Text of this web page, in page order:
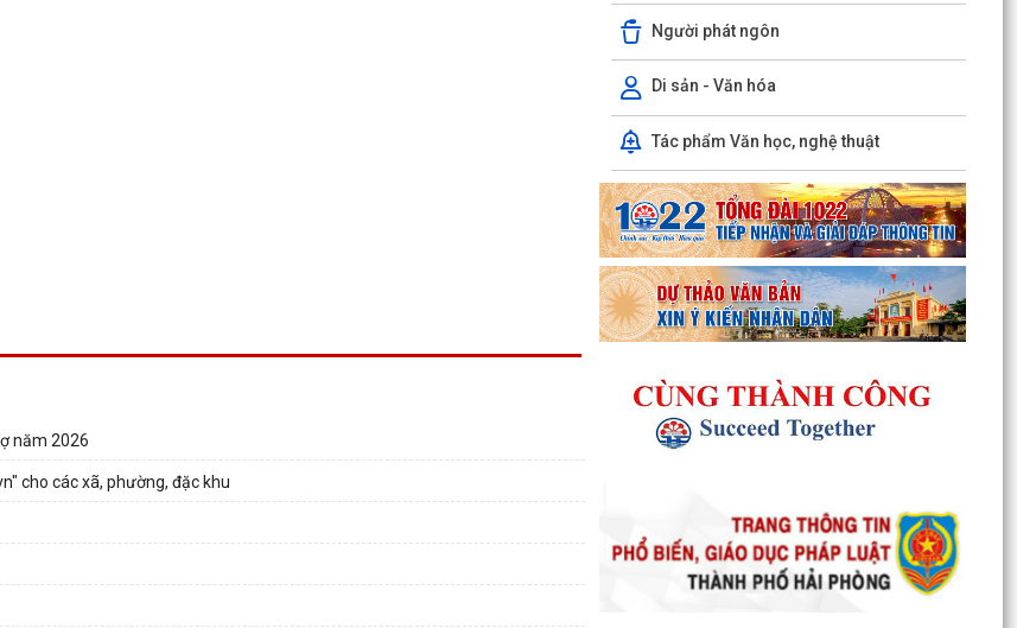
năm 2026
cho các xã, phường, đặc khu
Người phát ngôn
Di sản - Văn hóa
Tác phẩm Văn học, nghệ thuật
Thông báo kết quả Kỳ họp thứ 4 (Kỳ họp thường
lệ giữa năm 2026) HĐND phường khoá II, nhiệm
kỳ 2026...
Thông báo Lịch công tác tuần 31 của lãnh đạo
UBND phường Lê Ích Mộc (Từ 27/7 -
Thông báo về việc cảnh giác với các hành vi giả
mạo cơ quan nhà nước để lừa đảo chiếm đoạt
tài sản...
UBND Phường Lê Ích Mộc (Từ 20/7 -
26/7/2026)
Thông báo về việc niêm yết công khai kết quả